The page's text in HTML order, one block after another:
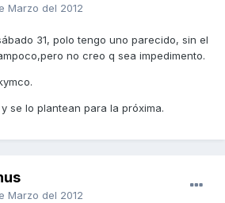
Marzo del 2012
31, polo tengo uno parecido, sin el
no creo q sea impedimento.
se lo plantean para la próxima.
Marzo del 2012